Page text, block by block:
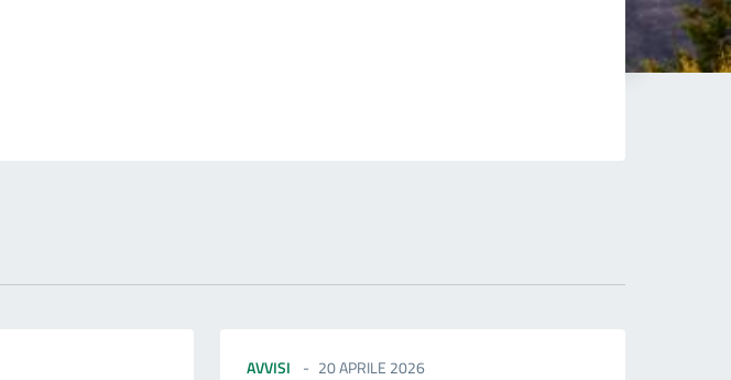
AVVISI 20 APRILE 2026